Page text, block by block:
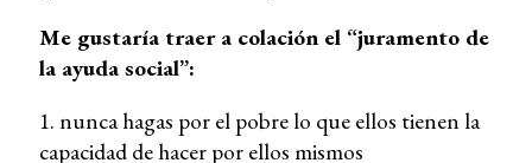
Me gustaría traer a colación el “juramento de
la ayuda social”:
1. nunca hagas por el pobre lo que ellos tienen la
capacidad de hacer por ellos mismos